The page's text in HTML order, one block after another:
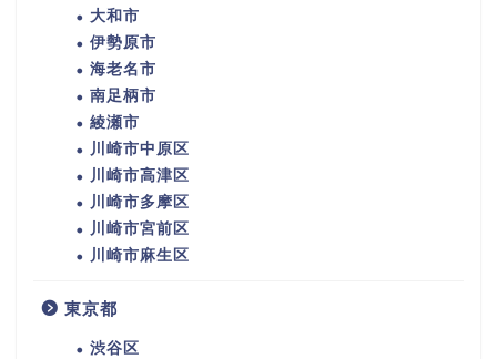
大和市
伊勢原市
海老名市
南足柄市
綾瀬市
川崎市中原区
川崎市高津区
川崎市多摩区
川崎市宮前区
川崎市麻生区
東京都
渋谷区